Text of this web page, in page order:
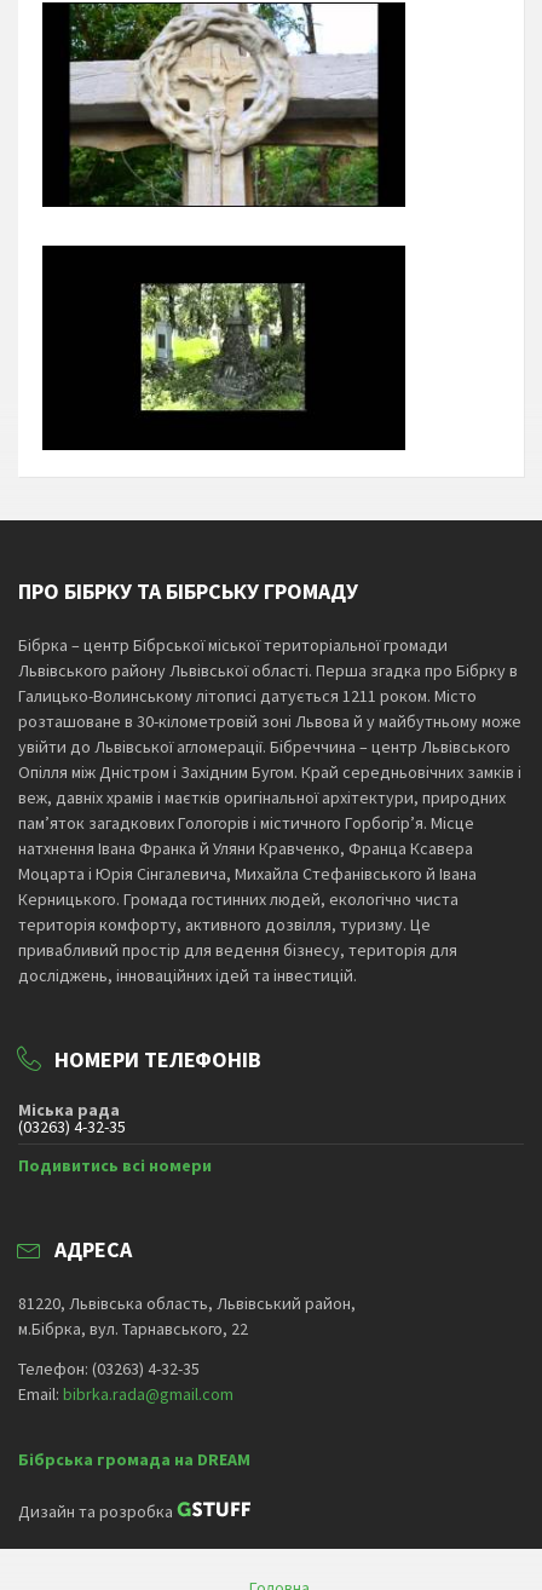
ПРО БІБРКУ ТА БІБРСЬКУ ГРОМАДУ
Бібрка – центр Бібрської міської територіальної громади
Львівського району Львівської області. Перша згадка про Бібрку в
Галицько-Волинському літописі датується 1211 роком. Місто
розташоване в 30-кілометровій зоні Львова й у майбутньому може
увійти до Львівської агломерації. Бібреччина – центр Львівського
Опілля між Дністром і Західним Бугом. Край середньовічних замків і
веж, давніх храмів і маєтків оригінальної архітектури, природних
пам’яток загадкових Гологорів і містичного Горбогір’я. Місце
натхнення Івана Франка й Уляни Кравченко, Франца Ксавера
Моцарта і Юрія Сінгалевича, Михайла Стефанівського й Івана
Керницького. Громада гостинних людей, екологічно чиста
територія комфорту, активного дозвілля, туризму. Це
привабливий простір для ведення бізнесу, територія для
досліджень, інноваційних ідей та інвестицій.
НОМЕРИ ТЕЛЕФОНІВ
Міська рада
(03263) 4-32-35
Подивитись всі номери
АДРЕСА
81220, Львівська область, Львівський район,
м.Бібрка, вул. Тарнавського, 22
Телефон: (03263) 4-32-35
Email: bibrka.rada@gmail.com
Бібрська громада на DREAM
Дизайн та розробка